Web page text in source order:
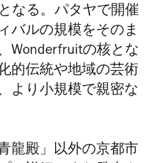
なる。パタヤで開催
バルの規模をそのま
Wonderfruitの核とな
的伝統や地域の芸術
より小規模で親密な
龍殿」以外の京都市